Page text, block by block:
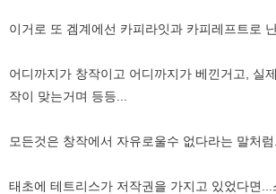
이거로 또 겜계에선 카피라잇과 카피레프트로 난
어디까지가 창작이고 어디까지가 베낀거고, 실
작이 맞는거며 등등...
모든것은 창작에서 자유로울수 없다라는 말처럼
태초에 테트리스가 저작권을 가지고 있었다면